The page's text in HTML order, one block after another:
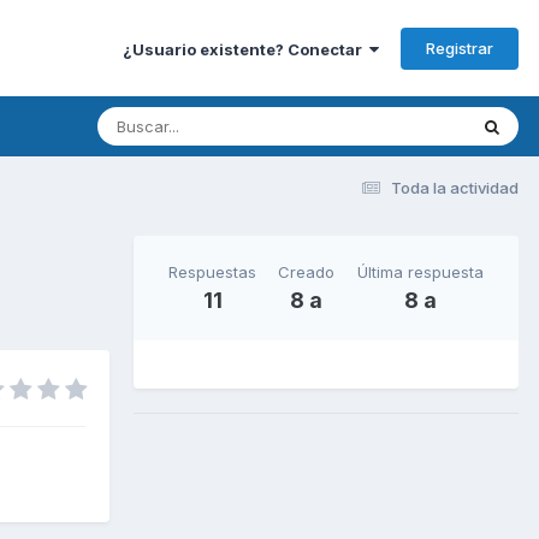
¿Usuario existente? Conectar Registrar
Toda la actividad
Respuestas
11
Creado
8 a
Última respuesta
8 a